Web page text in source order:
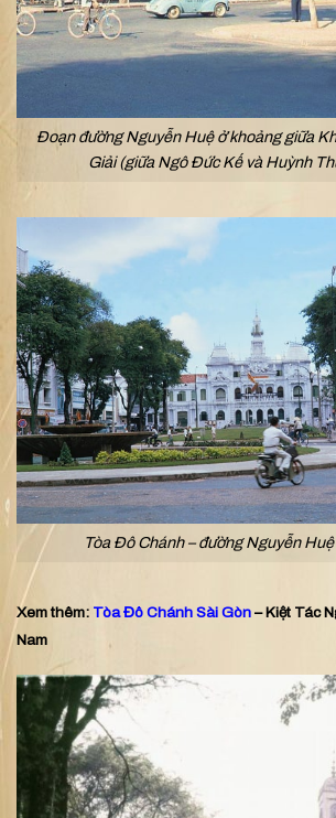
Đoạn đường Nguyễn Huệ ở khoảng giữa
Giải (giữa Ngô Đức Kế và Huỳnh
Tòa Đô Chánh – đường Nguyễn
Xem thêm: Tòa Đô Chánh Sài Gòn – Kiệt Tác
Nam